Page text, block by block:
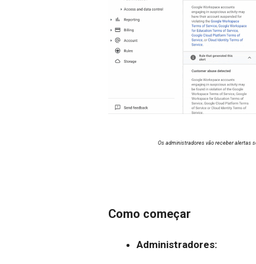
Os administradores vão receber alertas
Como começar
Administradores: